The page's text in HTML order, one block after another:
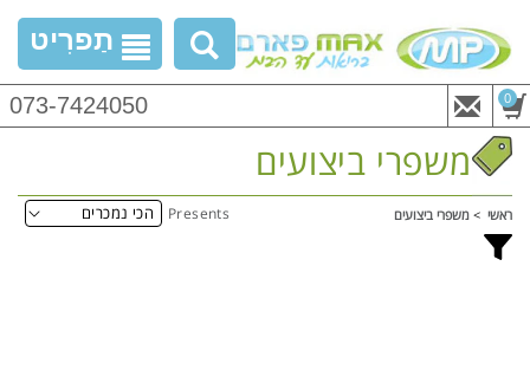
לתוכן
תַפרִיט
0
073-7424050
משפרי ביצועים
Presents ראשי משפרי ביצועים